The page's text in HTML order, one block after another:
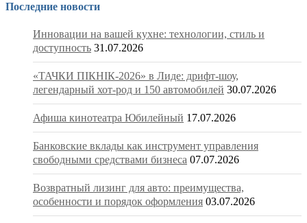
Последние новости
Инновации на вашей кухне: технологии, стиль и
доступность 31.07.2026
«ТАЧКИ ПІКНІК-2026» в Лиде: дрифт-шоу,
легендарный хот-род и 150 автомобилей 30.07.2026
Афиша кинотеатра Юбилейный 17.07.2026
Банковские вклады как инструмент управления
свободными средствами бизнеса 07.07.2026
Возвратный лизинг для авто: преимущества,
особенности и порядок оформления 03.07.2026